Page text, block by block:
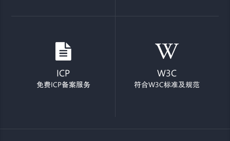
ICP
免费ICP备案服务
W3C
符合W3C标准及规范